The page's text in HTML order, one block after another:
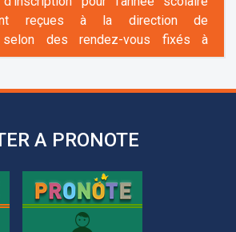
selon des rendez-vous fixés à
A PRONOTE